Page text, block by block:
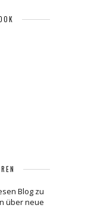
Blog zu
über neue